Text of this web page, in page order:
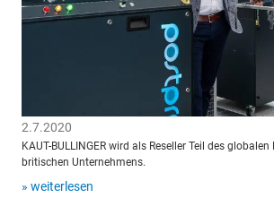
2.7.2020
KAUT-BULLINGER wird als Reseller Teil des
britischen Unternehmens.
» weiterlesen